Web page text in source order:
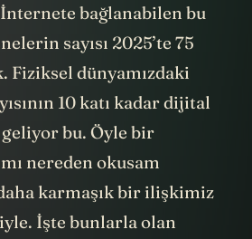
bağlanabilen bu
sayısı 2025’te 75
Fiziksel dünyamızdaki
10 katı kadar dijital
bu. Öyle bir
nereden okusam
karmaşık bir ilişkimiz
İşte bunlarla olan